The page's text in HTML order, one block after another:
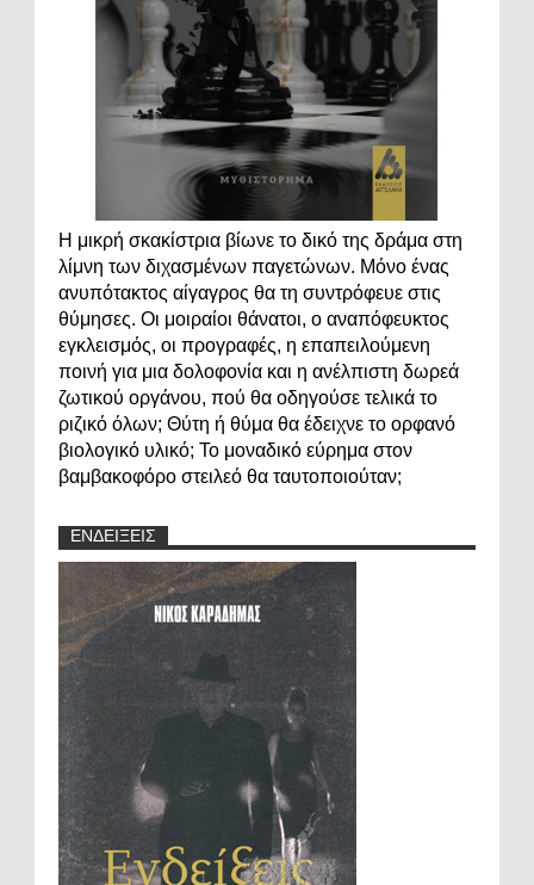
Η μικρή σκακίστρια βίωνε το δικό της δράμα στη
λίμνη των διχασμένων παγετώνων. Μόνο ένας
ανυπότακτος αίγαγρος θα τη συντρόφευε στις
θύμησες. Οι μοιραίοι θάνατοι, ο αναπόφευκτος
εγκλεισμός, οι προγραφές, η επαπειλούμενη
ποινή για μια δολοφονία και η ανέλπιστη δωρεά
ζωτικού οργάνου, πού θα οδηγούσε τελικά το
ριζικό όλων; Θύτη ή θύμα θα έδειχνε το ορφανό
βιολογικό υλικό; Το μοναδικό εύρημα στον
βαμβακοφόρο στειλεό θα ταυτοποιούταν;
ΕΝΔΕΙΞΕΙΣ